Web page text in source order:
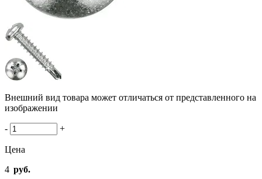
Внешний вид товара может отличаться от представленного на
изображении
- +
Цена
4 руб.